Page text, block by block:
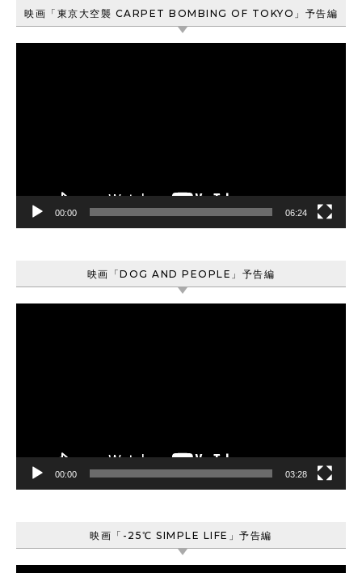
映画「東京大空襲 CARPET BOMBING OF TOKYO」予告編
00:00 06:24
映画「DOG AND PEOPLE」予告編
00:00 03:28
映画「-25℃ SIMPLE LIFE」予告編